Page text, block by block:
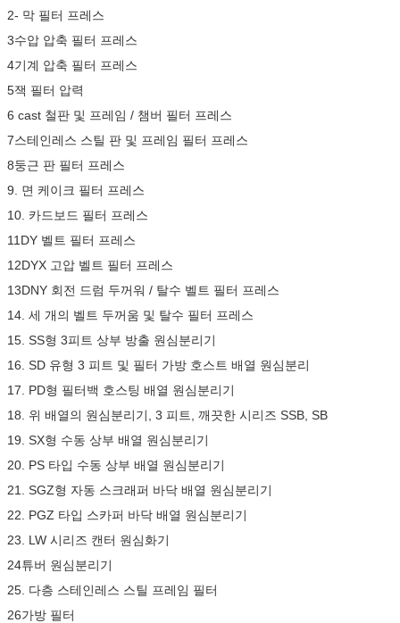
2- 막 필터 프레스
3수압 압축 필터 프레스
4기계 압축 필터 프레스
5잭 필터 압력
6 cast 철판 및 프레임 / 챔버 필터 프레스
7스테인레스 스틸 판 및 프레임 필터 프레스
8둥근 판 필터 프레스
9. 면 케이크 필터 프레스
10. 카드보드 필터 프레스
11DY 벨트 필터 프레스
12DYX 고압 벨트 필터 프레스
13DNY 회전 드럼 두꺼워 / 탈수 벨트 필터 프레스
14. 세 개의 벨트 두꺼움 및 탈수 필터 프레스
15. SS형 3피트 상부 방출 원심분리기
16. SD 유형 3 피트 및 필터 가방 호스트 배열 원심분리
17. PD형 필터백 호스팅 배열 원심분리기
18. 위 배열의 원심분리기, 3 피트, 깨끗한 시리즈 SSB, SB
19. SX형 수동 상부 배열 원심분리기
20. PS 타입 수동 상부 배열 원심분리기
21. SGZ형 자동 스크래퍼 바닥 배열 원심분리기
22. PGZ 타입 스카퍼 바닥 배열 원심분리기
23. LW 시리즈 캔터 원심화기
24튜버 원심분리기
25. 다층 스테인레스 스틸 프레임 필터
26가방 필터